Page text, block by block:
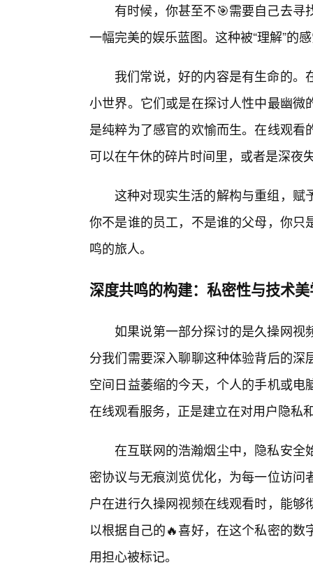
有时候，你甚至不🎯需要自己去
一幅完美的娱乐蓝图。这种被“理解”的
我们常说，好的内容是有生命的
小世界。它们或是在探讨人性中最幽
是纯粹为了感官的欢愉而生。在线观
可以在午休的碎片时间里，或者是深夜
这种对现实生活的解构与重组，
你不是谁的员工，不是谁的父母，你
鸣的旅人。
深度共鸣的构建：私密性与技术
如果说第一部分探讨的是久操网视
分我们需要深入聊聊这种体验背后的
空间日益萎缩的今天，个人的手机或
在线观看服务，正是建立在对用户隐私
在互联网的浩瀚烟尘中，隐私安全
密协议与无痕浏览优化，为每一位访
户在进行久操网视频在线观看时，能
以根据自己的🔥喜好，在这个私密的
用担心被标记。